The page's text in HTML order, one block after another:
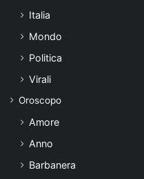
Italia
Mondo
Politica
Virali
Oroscopo
Amore
Anno
Barbanera